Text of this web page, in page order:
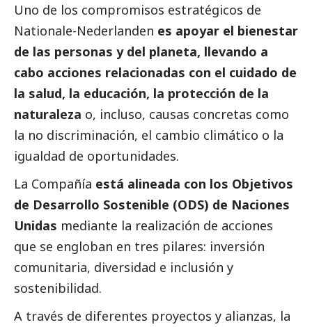
Uno de los compromisos estratégicos de
Nationale-Nederlanden es apoyar el bienestar
de las personas y del planeta, llevando a
cabo acciones relacionadas con el cuidado de
la salud, la educación, la protección de la
naturaleza o, incluso, causas concretas como
la no discriminación, el cambio climático o la
igualdad de oportunidades.
La Compañía está alineada con los Objetivos
de Desarrollo Sostenible (ODS) de Naciones
Unidas mediante la realización de acciones
que se engloban en tres pilares: inversión
comunitaria, diversidad e inclusión y
sostenibilidad.
A través de diferentes proyectos y alianzas, la